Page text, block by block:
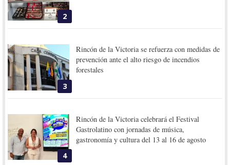
2
3
Rincón de la Victoria se refuerza con medidas de
prevención ante el alto riesgo de incendios
forestales
4
Rincón de la Victoria celebrará el Festival
Gastrolatino con jornadas de música,
gastronomía y cultura del 13 al 16 de agosto